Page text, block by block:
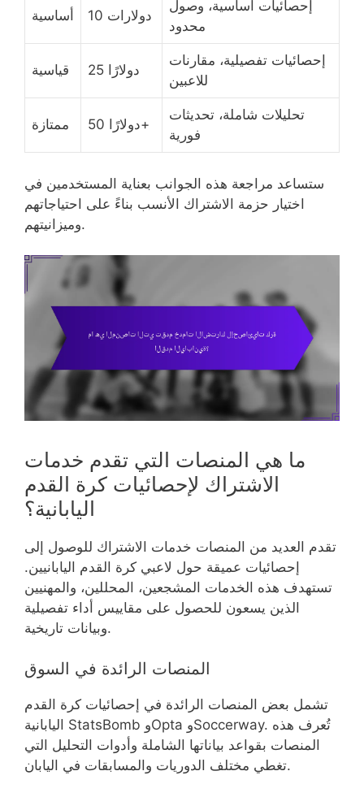
أساسية 10 دولارات
إحصائيات أساسية، وصول
محدود
قياسية 25 دولارًا
إحصائيات تفصيلية، مقارنات
للاعبين
ممتازة 50 دولارًا+
تحليلات شاملة، تحديثات
فورية
ستساعد مراجعة هذه الجوانب بعناية المستخدمين في
اختيار حزمة الاشتراك الأنسب بناءً على احتياجاتهم
وميزانيتهم.
ما هي المنصات التي تقدم خدمات
الاشتراك لإحصائيات كرة القدم
اليابانية؟
تقدم العديد من المنصات خدمات الاشتراك للوصول إلى
إحصائيات عميقة حول لاعبي كرة القدم اليابانيين.
تستهدف هذه الخدمات المشجعين، المحللين، والمهنيين
الذين يسعون للحصول على مقاييس أداء تفصيلية
وبيانات تاريخية.
المنصات الرائدة في السوق
تشمل بعض المنصات الرائدة في إحصائيات كرة القدم
اليابانية StatsBomb وOpta وSoccerway. تُعرف هذه
المنصات بقواعد بياناتها الشاملة وأدوات التحليل التي
تغطي مختلف الدوريات والمسابقات في اليابان.